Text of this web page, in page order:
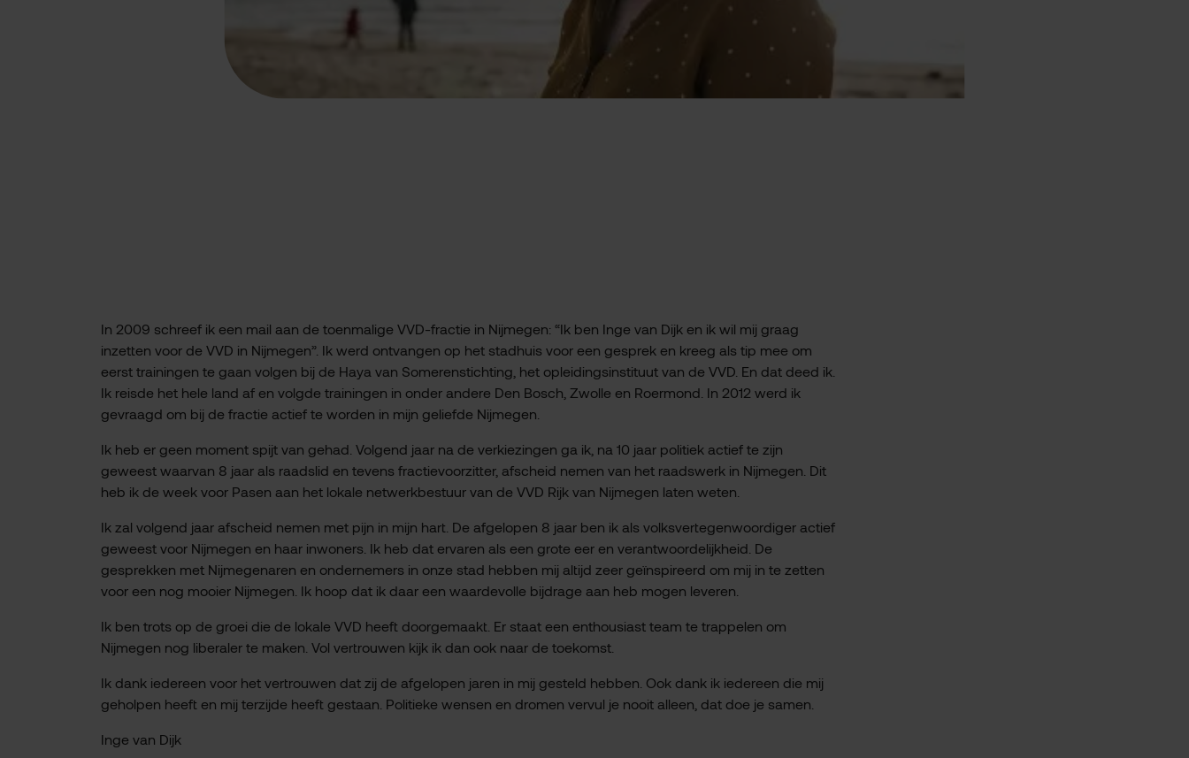
In 2009 schreef ik een mail aan de toenmalige VVD-fractie in Nijmegen: “Ik ben Inge van Dijk en ik wil mij graag
inzetten voor de VVD in Nijmegen”. Ik werd ontvangen op het stadhuis voor een gesprek en kreeg als tip mee om
eerst trainingen te gaan volgen bij de Haya van Somerenstichting, het opleidingsinstituut van de VVD. En dat deed ik.
Ik reisde het hele land af en volgde trainingen in onder andere Den Bosch, Zwolle en Roermond. In 2012 werd ik
gevraagd om bij de fractie actief te worden in mijn geliefde Nijmegen.
Ik heb er geen moment spijt van gehad. Volgend jaar na de verkiezingen ga ik, na 10 jaar politiek actief te zijn
geweest waarvan 8 jaar als raadslid en tevens fractievoorzitter, afscheid nemen van het raadswerk in Nijmegen. Dit
heb ik de week voor Pasen aan het lokale netwerkbestuur van de VVD Rijk van Nijmegen laten weten.
Ik zal volgend jaar afscheid nemen met pijn in mijn hart. De afgelopen 8 jaar ben ik als volksvertegenwoordiger actief
geweest voor Nijmegen en haar inwoners. Ik heb dat ervaren als een grote eer en verantwoordelijkheid. De
gesprekken met Nijmegenaren en ondernemers in onze stad hebben mij altijd zeer geïnspireerd om mij in te zetten
voor een nog mooier Nijmegen. Ik hoop dat ik daar een waardevolle bijdrage aan heb mogen leveren.
Ik ben trots op de groei die de lokale VVD heeft doorgemaakt. Er staat een enthousiast team te trappelen om
Nijmegen nog liberaler te maken. Vol vertrouwen kijk ik dan ook naar de toekomst.
Ik dank iedereen voor het vertrouwen dat zij de afgelopen jaren in mij gesteld hebben. Ook dank ik iedereen die mij
geholpen heeft en mij terzijde heeft gestaan. Politieke wensen en dromen vervul je nooit alleen, dat doe je samen.
Inge van Dijk